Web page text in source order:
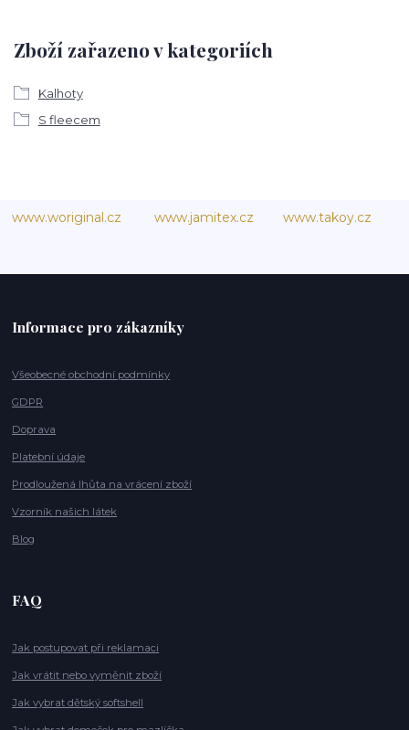
Zboží zařazeno v kategoriích
Kalhoty
S fleecem
www.woriginal.cz www.jamitex.cz www.takoy.cz
Informace pro zákazníky
Všeobecné obchodní podmínky
GDPR
Doprava
Platební údaje
Prodloužená lhůta na vrácení zboží
Vzorník našich látek
Blog
FAQ
Jak postupovat při reklamaci
Jak vrátit nebo vyměnit zboží
Jak vybrat dětský softshell